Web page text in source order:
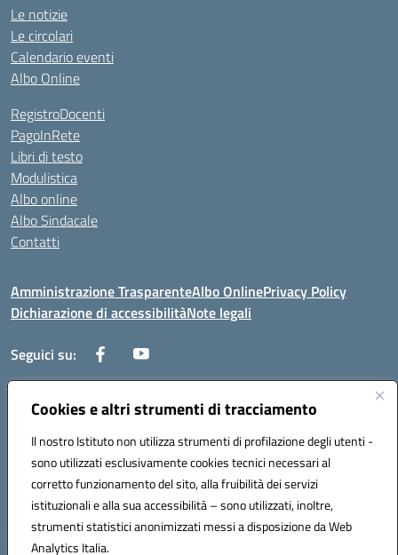
Cookies e altri strumenti di tracciamento
Il nostro Istituto non utilizza strumenti di profilazione degli utenti -
sono utilizzati esclusivamente cookies tecnici necessari al
corretto funzionamento del sito, alla fruibilità dei servizi
istituzionali e alla sua accessibilità – sono utilizzati, inoltre,
strumenti statistici anonimizzati messi a disposizione da Web
Analytics Italia.
Le notizie
Le circolari
Calendario eventi
Albo Online
RegistroDocenti
PagoInRete
Libri di testo
Modulistica
Albo online
Albo Sindacale
Contatti
Amministrazione TrasparenteAlbo OnlinePrivacy Policy
Dichiarazione di accessibilitàNote legali
Seguici su:
Via Negroni - 87100 Cosenza
Telefono e Fax: 098433104
Mail: csic898008@istruzione.it - PEC: csic898008@pec.istruzione.it
Codice univoco ufficio: UFUEI1
Codice meccanografico: CSIC898008
Codice fiscale: 98094050782